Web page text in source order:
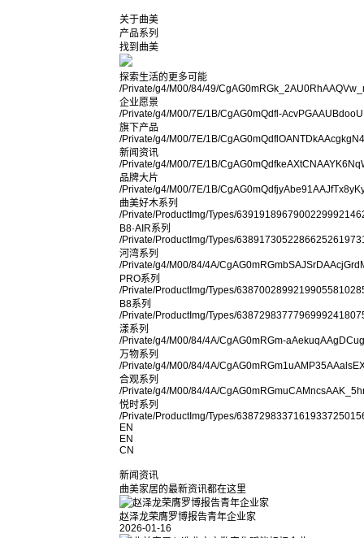
关于曲美
产品系列
找到曲美
探索生活的更多可能
/Private/g4/M00/84/49/
企业愿景
/Private/g4/M00/7E/1B/CgAG0mQdfl-
旗下产品
/Private/g4/M00/7E/1B/
新闻资讯
/Private/g4/M00/7E/1B/
品牌大片
/Private/g4/M00/7E/1B/
曲美好木系列
/Private/ProductImg/Types/
B8·AIR系列
/Private/ProductImg/Types/
河湾系列
/Private/g4/M00/84/4A/
PRO系列
/Private/ProductImg/Types/
B8系列
/Private/ProductImg/Types/
漾系列
/Private/g4/M00/84/4A/CgAG0mRGm-
万物系列
/Private/g4/M00/84/4A/
合观系列
/Private/g4/M00/84/4A/
悦时系列
/Private/ProductImg/Types/
EN
EN
CN
新闻资讯
曲美家居的最新资讯都在这里
赵泽龙荣膺罗博报告青年企业家
2026-01-16